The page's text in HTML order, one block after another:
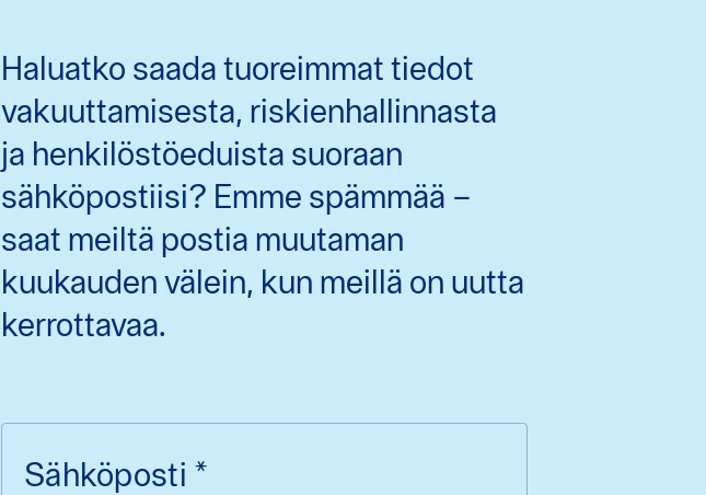
Haluatko saada tuoreimmat tiedot
vakuuttamisesta, riskienhallinnasta
ja henkilöstöeduista suoraan
sähköpostiisi? Emme spämmää –
saat meiltä postia muutaman
kuukauden välein, kun meillä on uutta
kerrottavaa.
Sähköposti *